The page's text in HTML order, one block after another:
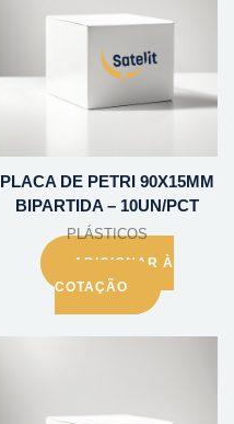
PLACA DE PETRI 90X15MM
BIPARTIDA – 10UN/PCT
PLÁSTICOS
ADICIONAR À
COTAÇÃO